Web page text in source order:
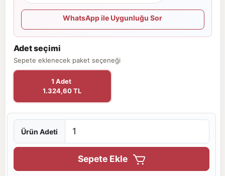
WhatsApp ile Uygunluğu Sor
Adet seçimi
Sepete eklenecek paket seçeneği
1 Adet
1.324,60 TL
Ürün Adeti
Sepete Ekle